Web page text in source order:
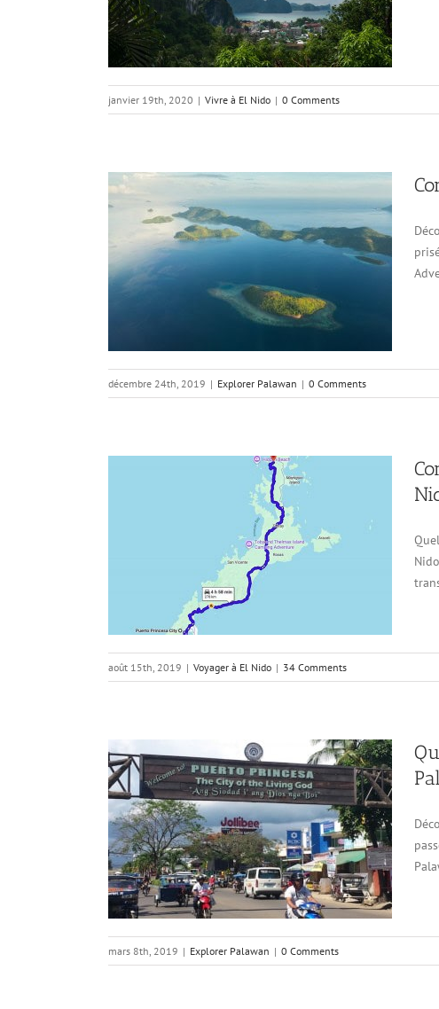
janvier 19th, 2020 | Vivre à El Nido | 0 Comments
décembre 24th, 2019 | Explorer Palawan | 0 Comments
août 15th, 2019 | Voyager à El Nido | 34 Comments
mars 8th, 2019 | Explorer Palawan | 0 Comments